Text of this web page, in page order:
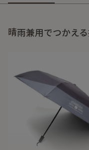
晴雨兼用でつかえ